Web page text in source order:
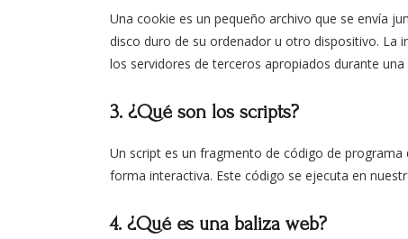
Una cookie es un pequeño archivo que se envía
disco duro de su ordenador u otro dispositivo. La
los servidores de terceros apropiados durante
3. ¿Qué son los scripts?
Un script es un fragmento de código de
forma interactiva. Este código se ejecuta en
4. ¿Qué es una baliza web?